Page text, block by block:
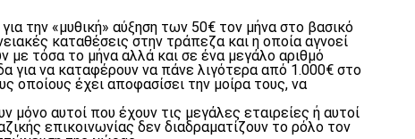
την «μυθική» αύξηση των 50€ τον μήνα στο βασικό
καταθέσεις στην τράπεζα και η οποία αγνοεί
με τόσα το μήνα αλλά και σε ένα μεγάλο αριθμό
για να καταφέρουν να πάνε λιγότερα από 1.000€ στο
οποίους έχει αποφασίσει την μοίρα τους, να
αυτοί που έχουν τις μεγάλες εταιρείες ή αυτοί
επικοινωνίας δεν διαδραματίζουν το ρόλο τον